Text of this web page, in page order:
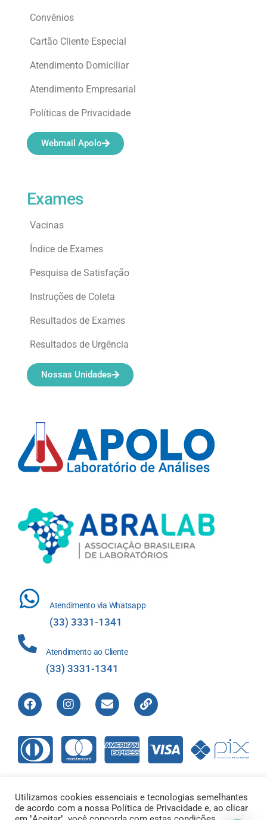
Atendimento via Whatsapp
(33) 3331-1341
Atendimento ao Cliente
(33) 3331-1341
Exames
Vacinas
Índice de Exames
Pesquisa de Satisfação
Instruções de Coleta
Resultados de Exames
Resultados de Urgência
Nossas Unidades
Convênios
Cartão Cliente Especial
Atendimento Domiciliar
Atendimento Empresarial
Políticas de Privacidade
Webmail Apolo
Direitos Reservados © 2012-2022 Laboratório de Análises Apolo
Utilizamos cookies essenciais e tecnologias semelhantes
de acordo com a nossa Política de Privacidade e, ao clicar